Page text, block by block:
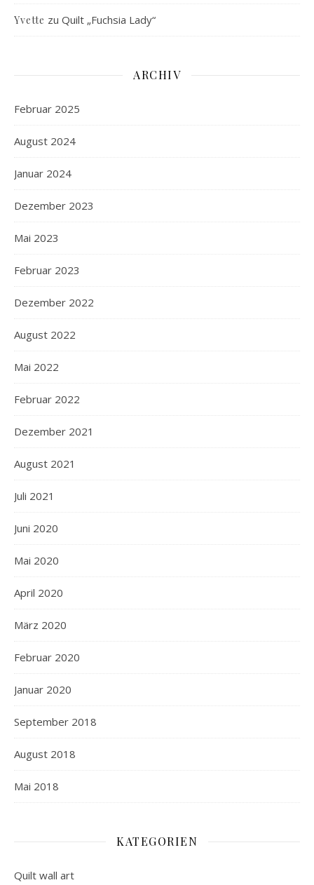
Yvette zu Quilt „Fuchsia Lady“
ARCHIV
Februar 2025
August 2024
Januar 2024
Dezember 2023
Mai 2023
Februar 2023
Dezember 2022
August 2022
Mai 2022
Februar 2022
Dezember 2021
August 2021
Juli 2021
Juni 2020
Mai 2020
April 2020
März 2020
Februar 2020
Januar 2020
September 2018
August 2018
Mai 2018
KATEGORIEN
Quilt wall art